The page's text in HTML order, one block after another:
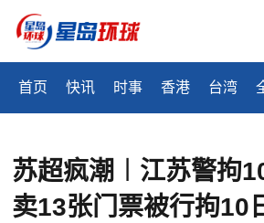
首页 快讯 时事 香港 台湾
苏超疯潮︱江苏警拘
卖13张门票被行拘10